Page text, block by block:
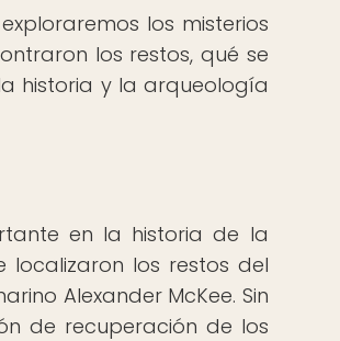
los misterios
los restos, qué se
historia y la arqueología
en la historia de la
localizaron los restos del
Alexander McKee. Sin
de recuperación de los